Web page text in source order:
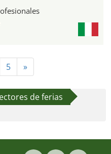
5 »
de ferias